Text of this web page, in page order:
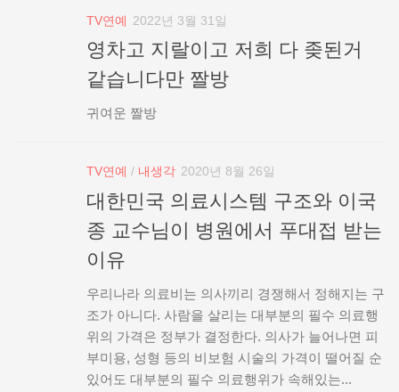
TV연예 2022년 3월 31일
영차고 지랄이고 저희 다 좆된거
같습니다만 짤방
귀여운 짤방
TV연예 / 내생각 2020년 8월 26일
대한민국 의료시스템 구조와 이국
종 교수님이 병원에서 푸대접 받는
이유
우리나라 의료비는 의사끼리 경쟁해서 정해지는 구
조가 아니다. 사람을 살리는 대부분의 필수 의료행
위의 가격은 정부가 결정한다. 의사가 늘어나면 피
부미용, 성형 등의 비보험 시술의 가격이 떨어질 순
있어도 대부분의 필수 의료행위가 속해있는...